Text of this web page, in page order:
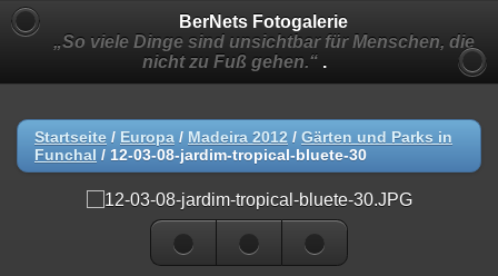
BerNets Fotogalerie
„So viele Dinge sind unsichtbar für Menschen, die
nicht zu Fuß gehen.“ .
Startseite / Europa / Madeira 2012 / Gärten und Parks in
Funchal / 12-03-08-jardim-tropical-bluete-30